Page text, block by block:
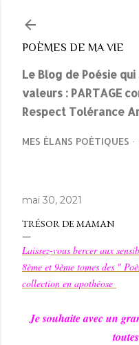
POÈMES DE MA VIE
Le Blog de Poésie
valeurs : PARTAGE
Respect Tolérance
MES ÉLANS POÉTIQUES
mai 30, 2021
TRÉSOR DE MAMAN
Laissez-vous bercer aux
8ème et 9ème tomes des "
collection en apothéose
Je souhaite avec un